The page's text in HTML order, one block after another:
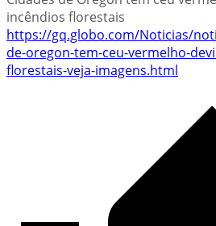
incêndios florestais
https://gq.globo.com/Noticias/
de-oregon-tem-ceu-vermelho-
florestais-veja-imagens.html